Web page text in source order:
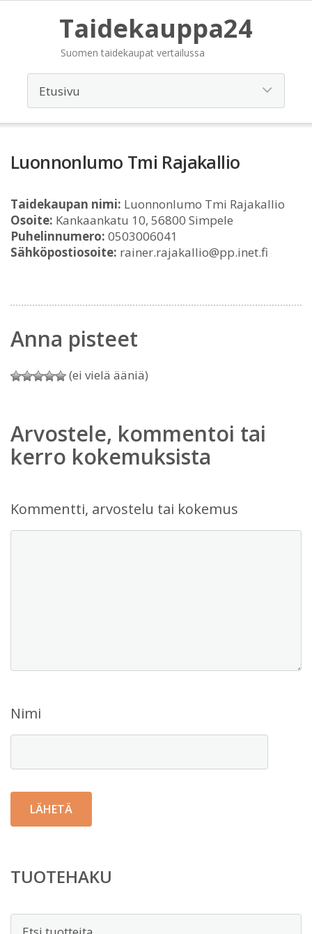
Taidekauppa24
Suomen taidekaupat vertailussa
Luonnonlumo Tmi Rajakallio
Taidekaupan nimi: Luonnonlumo Tmi Rajakallio
Osoite: Kankaankatu 10, 56800 Simpele
Puhelinnumero: 0503006041
Sähköpostiosoite: rainer.rajakallio@pp.inet.fi
Anna pisteet
(ei vielä ääniä)
Arvostele, kommentoi tai
kerro kokemuksista
Kommentti, arvostelu tai kokemus
Nimi
TUOTEHAKU